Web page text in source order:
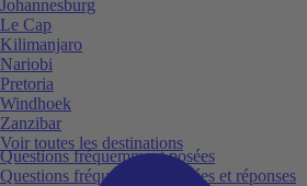
Questions fréquemment posées
Questions fréquemment posées et réponses
Johannesburg
Le Cap
Kilimanjaro
Nariobi
Pretoria
Windhoek
Zanzibar
Voir toutes les destinations